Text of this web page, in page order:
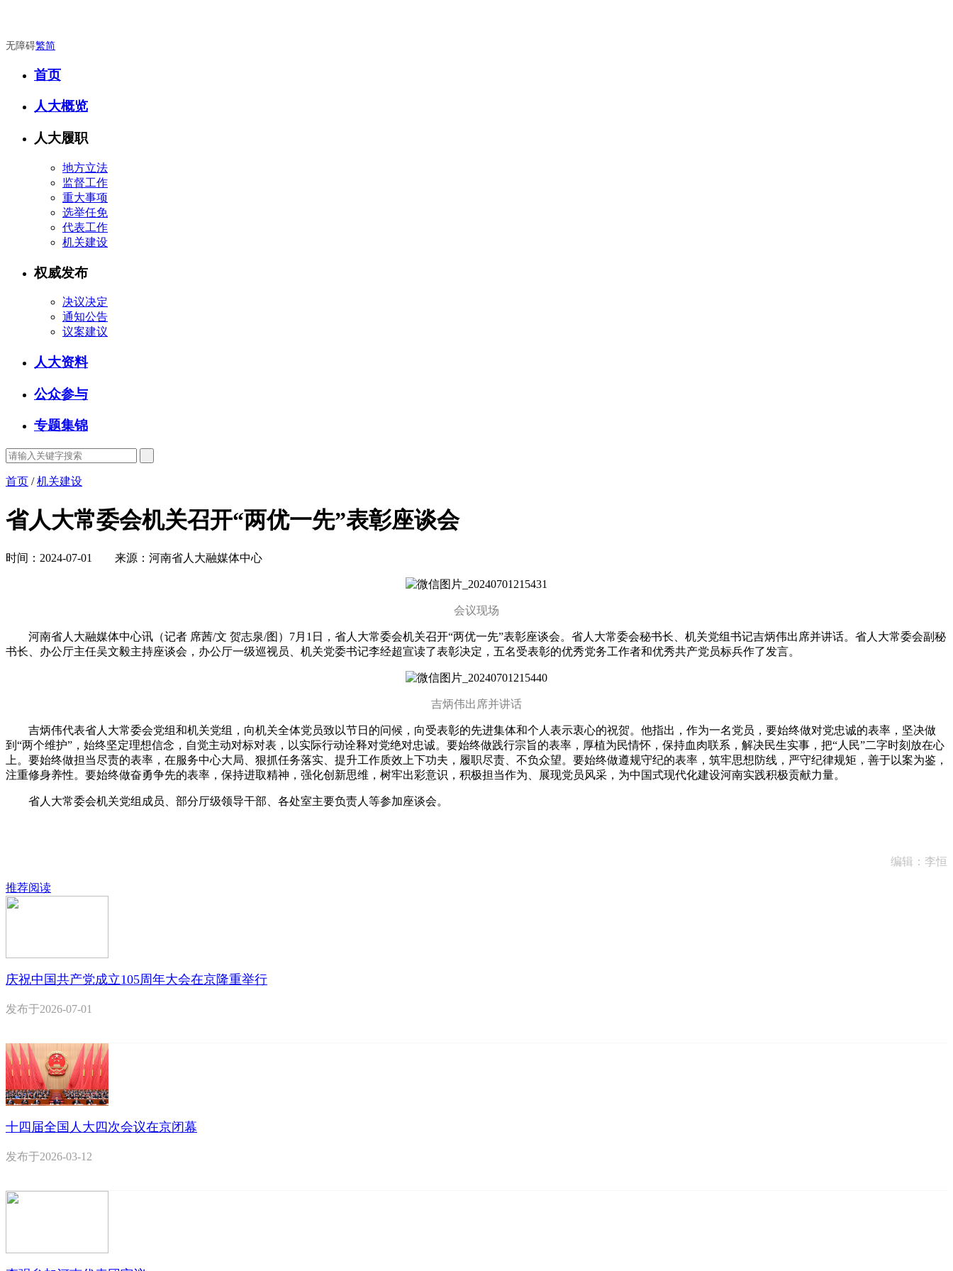
无障碍繁简
首页
人大概览
人大履职
地方立法
监督工作
重大事项
选举任免
代表工作
机关建设
权威发布
决议决定
通知公告
议案建议
人大资料
公众参与
专题集锦
首页 /机关建设
省人大常委会机关召开“两优一先”表彰座谈会
时间：2024-07-01 来源：河南省人大融媒体中心
会议现场
河南省人大融媒体中心讯（记者 席茜/文 贺志泉/图）7月1日，省人大常委会机关召开“两优一先”表彰座谈会。省人大常委会秘书长、机关党组书记吉炳伟出席并讲话。省人大常委会副秘
书长、办公厅主任吴文毅主持座谈会，办公厅一级巡视员、机关党委书记李经超宣读了表彰决定，五名受表彰的优秀党务工作者和优秀共产党员标兵作了发言。
吉炳伟出席并讲话
吉炳伟代表省人大常委会党组和机关党组，向机关全体党员致以节日的问候，向受表彰的先进集体和个人表示衷心的祝贺。他指出，作为一名党员，要始终做对党忠诚的表率，坚决做
到“两个维护”，始终坚定理想信念，自觉主动对标对表，以实际行动诠释对党绝对忠诚。要始终做践行宗旨的表率，厚植为民情怀，保持血肉联系，解决民生实事，把“人民”二字时刻放在心
上。要始终做担当尽责的表率，在服务中心大局、狠抓任务落实、提升工作质效上下功夫，履职尽责、不负众望。要始终做遵规守纪的表率，筑牢思想防线，严守纪律规矩，善于以案为鉴，
注重修身养性。要始终做奋勇争先的表率，保持进取精神，强化创新思维，树牢出彩意识，积极担当作为、展现党员风采，为中国式现代化建设河南实践积极贡献力量。
省人大常委会机关党组成员、部分厅级领导干部、各处室主要负责人等参加座谈会。
编辑：李恒
推荐阅读
庆祝中国共产党成立105周年大会在京隆重举行
发布于2026-07-01
十四届全国人大四次会议在京闭幕
发布于2026-03-12